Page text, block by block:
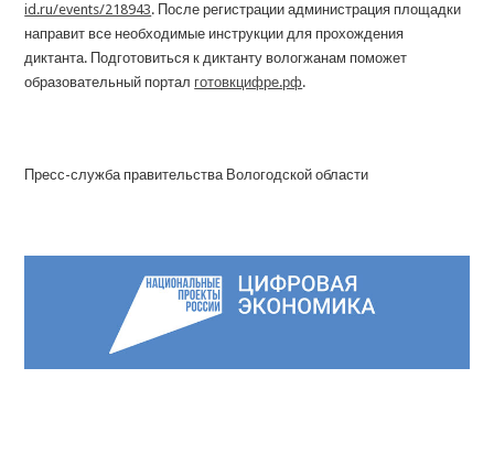
id.ru/events/218943. После регистрации администрация площадки
направит все необходимые инструкции для прохождения
диктанта. Подготовиться к диктанту вологжанам поможет
образовательный портал готовкцифре.рф.
Пресс-служба правительства Вологодской области